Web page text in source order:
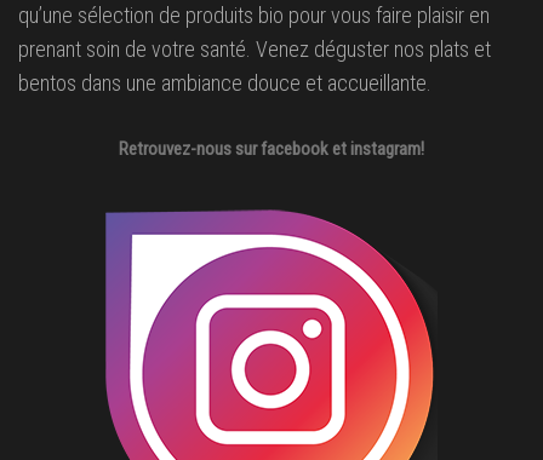
qu’une sélection de produits bio pour vous faire plaisir en
prenant soin de votre santé. Venez déguster nos plats et
bentos dans une ambiance douce et accueillante.
Retrouvez-nous sur facebook et instagram!